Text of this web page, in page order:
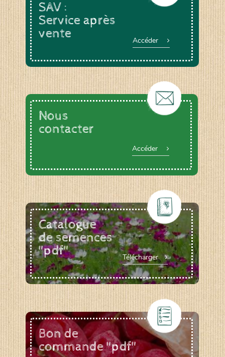
SAV :
Service après
vente
Accéder
Nous
contacter
Accéder
Catalogue
de semences
"pdf"
Télécharger
Bon de
commande "pdf"